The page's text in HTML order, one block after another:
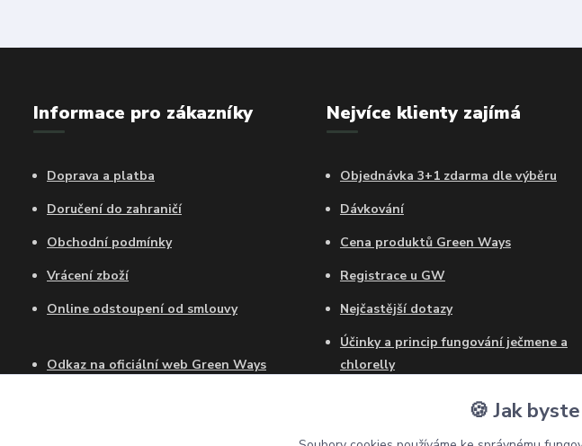
Informace pro zákazníky
Doprava a platba
Doručení do zahraničí
Obchodní podmínky
Vrácení zboží
Online odstoupení od smlouvy
Odkaz na oficiální web Green Ways
Nejvíce klienty zajímá
Objednávka 3+1 zdarma dle výběru
Dávkování
Cena produktů Green Ways
Registrace u GW
Nejčastější dotazy
Účinky a princip fungování ječmene a
chlorelly
Jak dlouho mohu užívat Ječmen a
🍪 Jak